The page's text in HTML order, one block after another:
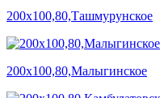
200х100,80,Ташмурунское
200х100,80,Малыгинское